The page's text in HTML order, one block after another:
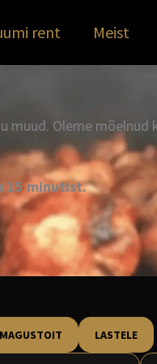
rent Meist
muud. Oleme
15 minutist.
MAGUSTOIT LASTELE